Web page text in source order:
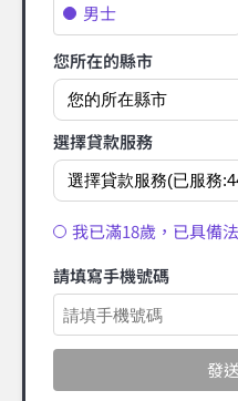
男士
您所在的縣市
選擇貸款服務
我已滿18歲，已具備
請填寫手機號碼
發